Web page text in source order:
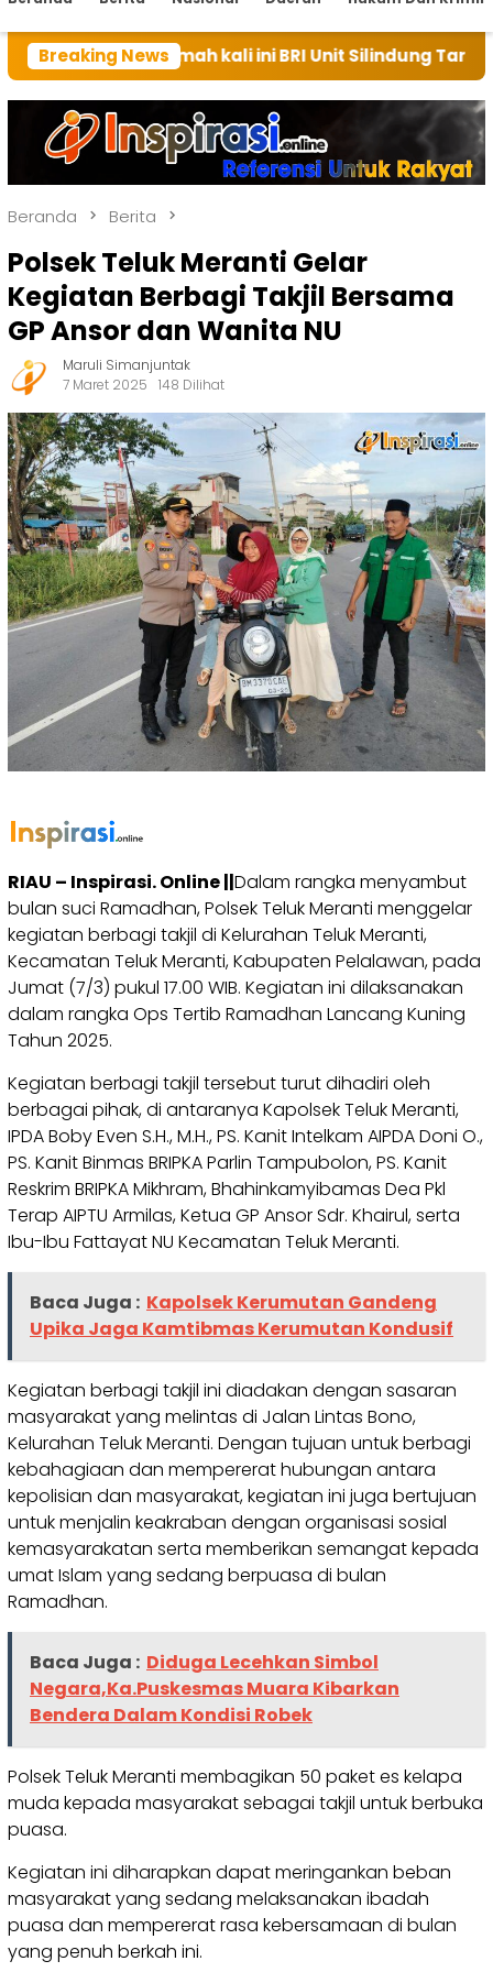
Breaking News
kali ini BRI Unit Silindung Tarutung Ingatkan
Beranda Berita
Polsek Teluk Meranti Gelar
Kegiatan Berbagi Takjil Bersama
GP Ansor dan Wanita NU
Maruli Simanjuntak
7 Maret 2025
148 Dilihat
RIAU – Inspirasi. Online ||Dalam rangka menyambut
bulan suci Ramadhan, Polsek Teluk Meranti menggelar
kegiatan berbagi takjil di Kelurahan Teluk Meranti,
Kecamatan Teluk Meranti, Kabupaten Pelalawan, pada
Jumat (7/3) pukul 17.00 WIB. Kegiatan ini dilaksanakan
dalam rangka Ops Tertib Ramadhan Lancang Kuning
Tahun 2025.
Kegiatan berbagi takjil tersebut turut dihadiri oleh
berbagai pihak, di antaranya Kapolsek Teluk Meranti,
IPDA Boby Even S.H., M.H., PS. Kanit Intelkam AIPDA Doni O.,
PS. Kanit Binmas BRIPKA Parlin Tampubolon, PS. Kanit
Reskrim BRIPKA Mikhram, Bhahinkamyibamas Dea Pkl
Terap AIPTU Armilas, Ketua GP Ansor Sdr. Khairul, serta
Ibu-Ibu Fattayat NU Kecamatan Teluk Meranti.
Baca Juga : Kapolsek Kerumutan Gandeng
Upika Jaga Kamtibmas Kerumutan Kondusif
Kegiatan berbagi takjil ini diadakan dengan sasaran
masyarakat yang melintas di Jalan Lintas Bono,
Kelurahan Teluk Meranti. Dengan tujuan untuk berbagi
kebahagiaan dan mempererat hubungan antara
kepolisian dan masyarakat, kegiatan ini juga bertujuan
untuk menjalin keakraban dengan organisasi sosial
kemasyarakatan serta memberikan semangat kepada
umat Islam yang sedang berpuasa di bulan
Ramadhan.
Baca Juga : Diduga Lecehkan Simbol
Negara,Ka.Puskesmas Muara Kibarkan
Bendera Dalam Kondisi Robek
Polsek Teluk Meranti membagikan 50 paket es kelapa
muda kepada masyarakat sebagai takjil untuk berbuka
puasa.
Kegiatan ini diharapkan dapat meringankan beban
masyarakat yang sedang melaksanakan ibadah
puasa dan mempererat rasa kebersamaan di bulan
yang penuh berkah ini.